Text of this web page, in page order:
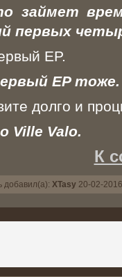
займет
первых
EP.
EP тоже.
долго и
Ville Valo.
К
XTasy 20-02-